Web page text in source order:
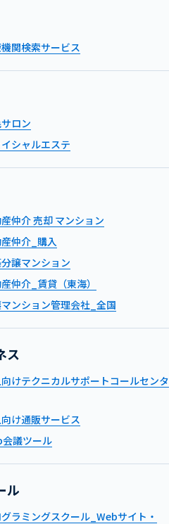
関検索サービス
ロン
シャルエステ
仲介 売却 マンション
仲介_購入
譲マンション
仲介_賃貸（東海）
ンション管理会社_全国
ス
けテクニカルサポートコールセンタ
け通販サービス
議ツール
ル
ラミングスクール_Webサイト・